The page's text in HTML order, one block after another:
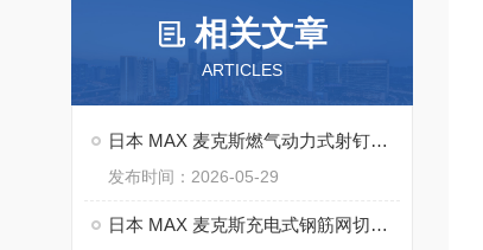
相关文章
ARTICLES
日本 MAX 麦克斯燃气动力式射钉枪 GS-738C2 应用案例
发布时间：2026-05-29
日本 MAX 麦克斯充电式钢筋网切割机 PJ-C060 核心优势